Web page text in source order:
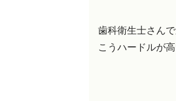
歯科衛生士さん
こうハードルが高